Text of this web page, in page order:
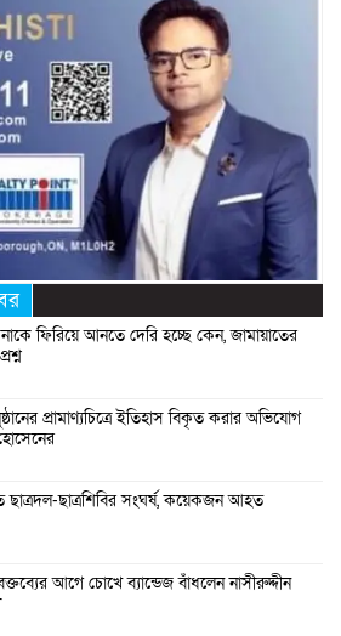
ফিরিয়ে আনতে দেরি হচ্ছে কেন, জামায়াতের
প্রামাণ্যচিত্রে ইতিহাস বিকৃত করার অভিযোগ
ছাত্রদল-ছাত্রশিবির সংঘর্ষ, কয়েকজন আহত
আগে চোখে ব্যান্ডেজ বাঁধলেন নাসীরুদ্দীন